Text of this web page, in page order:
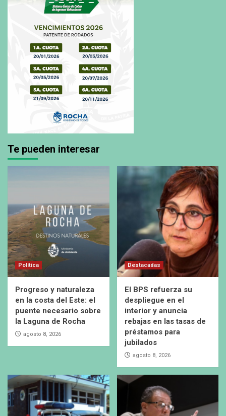
Te pueden interesar
Política
Progreso y naturaleza
en la costa del Este: el
puente necesario sobre
la Laguna de Rocha
agosto 8, 2026
Destacadas
El BPS refuerza su
despliegue en el
interior y anuncia
rebajas en las tasas de
préstamos para
jubilados
agosto 8, 2026